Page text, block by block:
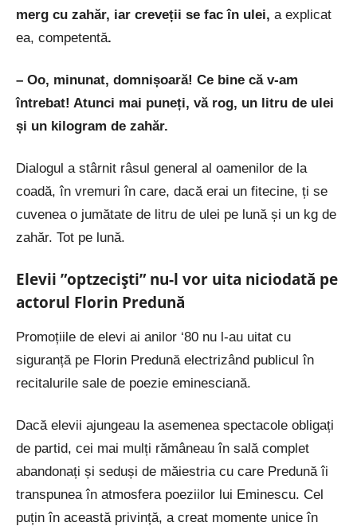
merg cu zahăr, iar creveții se fac în ulei, a explicat
ea, competentă.
– Oo, minunat, domnișoară! Ce bine că v-am
întrebat! Atunci mai puneți, vă rog, un litru de ulei
și un kilogram de zahăr.
Dialogul a stârnit râsul general al oamenilor de la
coadă, în vremuri în care, dacă erai un fitecine, ți se
cuvenea o jumătate de litru de ulei pe lună și un kg de
zahăr. Tot pe lună.
Elevii ”optzeciști” nu-l vor uita niciodată pe
actorul Florin Predună
Promoțiile de elevi ai anilor ‘80 nu l-au uitat cu
siguranță pe Florin Predună electrizând publicul în
recitalurile sale de poezie eminesciană.
Dacă elevii ajungeau la asemenea spectacole obligați
de partid, cei mai mulți rămâneau în sală complet
abandonați și seduși de măiestria cu care Predună îi
transpunea în atmosfera poeziilor lui Eminescu. Cel
puțin în această privință, a creat momente unice în